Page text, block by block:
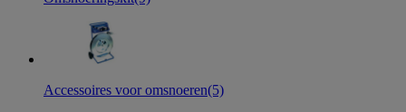
Accessoires voor omsnoeren(5)